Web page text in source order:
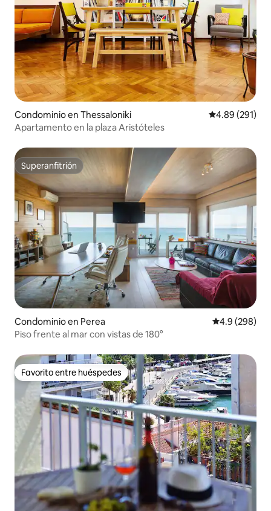
Condominio en Thessaloniki Calificación
4.89 (291)
Apartamento en la plaza Aristóteles
Superanfitrión
Superanfitrión
Condominio en Perea Calificación
4.9 (298)
Piso frente al mar con vistas de 180°
Favorito entre huéspedes
Favorito entre huéspedes